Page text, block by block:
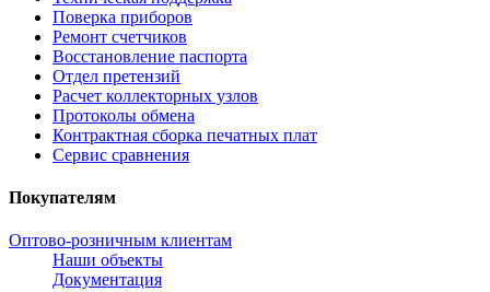
Поверка приборов
Ремонт счетчиков
Восстановление паспорта
Отдел претензий
Расчет коллекторных узлов
Протоколы обмена
Контрактная сборка печатных плат
Сервис сравнения
Покупателям
Оптово-розничным клиентам
Наши объекты
Документация